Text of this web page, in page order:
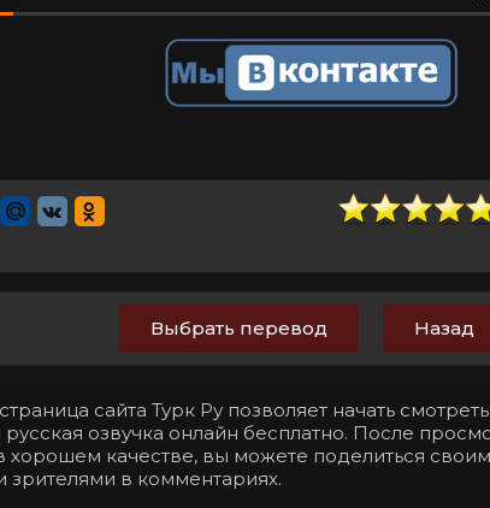
Выбрать перевод Назад
сайта Турк Ру позволяет начать
русская озвучка онлайн бесплатно. После
хорошем качестве, вы можете поделиться
зрителями в комментариях.